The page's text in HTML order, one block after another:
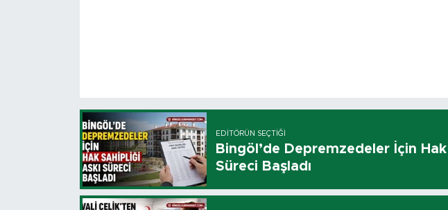
EDITÖRÜN SEÇTIĞI
Bingöl’de Depremzedeler İçin
Süreci Başladı